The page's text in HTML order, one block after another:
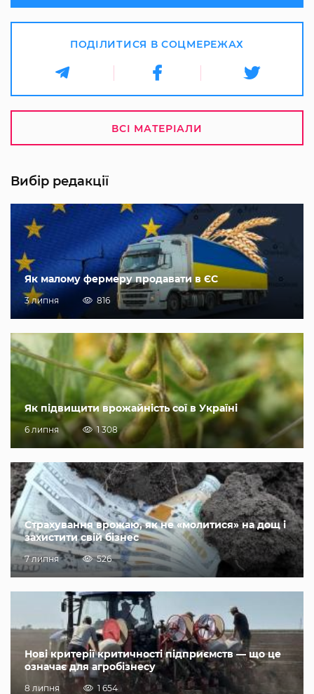
ПОДІЛИТИСЯ В СОЦМЕРЕЖАХ
ВСІ МАТЕРІАЛИ
Вибір редакції
Як малому фермеру продавати в ЄС
3 липня 816
Як підвищити врожайність сої в Україні
6 липня 1 308
Страхування врожаю, як не «молитися» на дощ і
захистити свій бізнес
7 липня 526
Нові критерії критичності підприємств — що це
означає для агробізнесу
8 липня 1 654